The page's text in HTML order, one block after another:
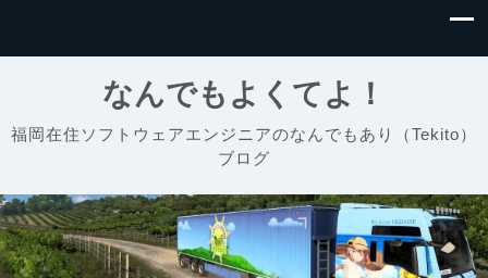
なんでもよくてよ！
福岡在住ソフトウェアエンジニアのなんでもあり（Tekito）
ブログ